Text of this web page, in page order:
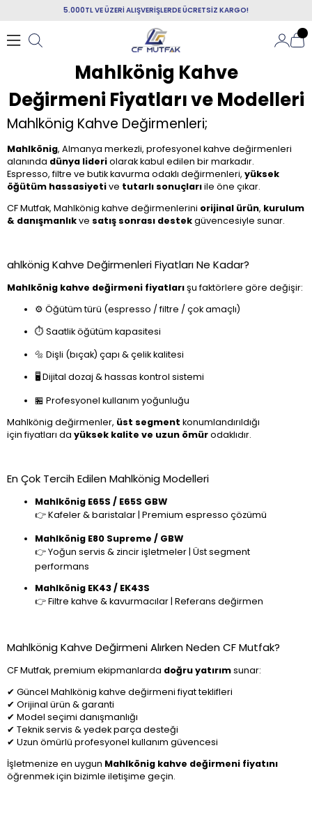
5.000TL VE ÜZERİ ALIŞVERİŞLERDE ÜCRETSİZ KARGO!
Mahlkönig Kahve
Değirmeni Fiyatları ve Modelleri
Mahlkönig Kahve Değirmenleri;
Mahlkönig, Almanya merkezli, profesyonel kahve değirmenleri
alanında dünya lideriolarak kabul edilen bir markadır.
Espresso, filtre ve butik kavurma odaklı değirmenleri, yüksek
öğütüm hassasiyetive tutarlı sonuçlarıile öne çıkar.
CF Mutfak, Mahlkönig kahve değirmenlerini orijinal ürün, kurulum
& danışmanlıkve satış sonrası destekgüvencesiyle sunar.
ahlkönig Kahve Değirmenleri Fiyatları Ne Kadar?
Mahlkönig kahve değirmeni fiyatlarışu faktörlere göre değişir:
⚙️ Öğütüm türü (espresso / filtre / çok amaçlı)
⏱️ Saatlik öğütüm kapasitesi
🔩 Dişli (bıçak) çapı & çelik kalitesi
🖥️ Dijital dozaj & hassas kontrol sistemi
🏪 Profesyonel kullanım yoğunluğu
Mahlkönig değirmenler, üst segment konumlandırıldığı
için fiyatları da yüksek kalite ve uzun ömürodaklıdır.
En Çok Tercih Edilen Mahlkönig Modelleri
Mahlkönig E65S / E65S GBW
👉 Kafeler & baristalar | Premium espresso çözümü
Mahlkönig E80 Supreme / GBW
👉 Yoğun servis & zincir işletmeler | Üst segment
performans
Mahlkönig EK43 / EK43S
👉 Filtre kahve & kavurmacılar | Referans değirmen
Mahlkönig Kahve Değirmeni Alırken Neden CF Mutfak?
CF Mutfak, premium ekipmanlarda doğru yatırımsunar:
✔ Güncel Mahlkönig kahve değirmeni fiyat teklifleri
✔ Orijinal ürün & garanti
✔ Model seçimi danışmanlığı
✔ Teknik servis & yedek parça desteği
✔ Uzun ömürlü profesyonel kullanım güvencesi
İşletmenize en uygun Mahlkönig kahve değirmeni fiyatını
öğrenmek için bizimle iletişime geçin.